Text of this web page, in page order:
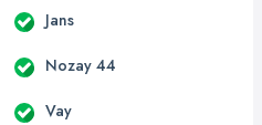
Jans
Nozay 44
Vay